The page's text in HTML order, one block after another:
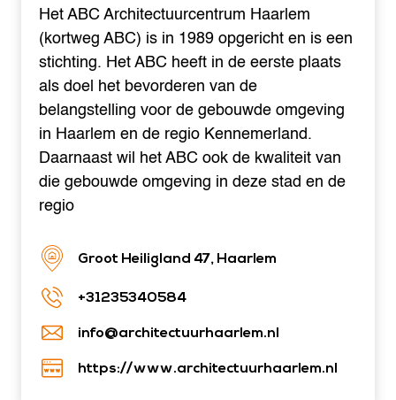
Het ABC Architectuurcentrum Haarlem
(kortweg ABC) is in 1989 opgericht en is een
stichting. Het ABC heeft in de eerste plaats
als doel het bevorderen van de
belangstelling voor de gebouwde omgeving
in Haarlem en de regio Kennemerland.
Daarnaast wil het ABC ook de kwaliteit van
die gebouwde omgeving in deze stad en de
regio
Groot Heiligland 47, Haarlem
+31235340584
info@architectuurhaarlem.nl
https://www.architectuurhaarlem.nl